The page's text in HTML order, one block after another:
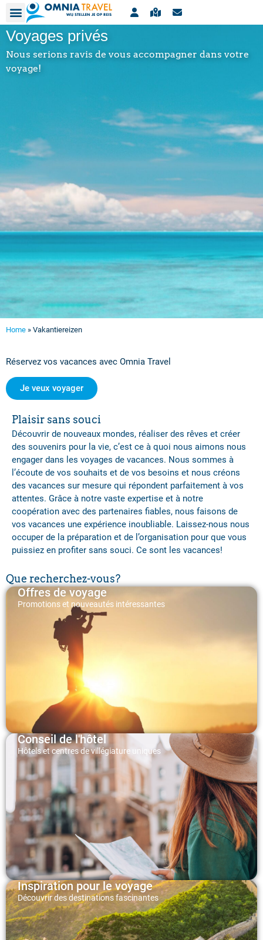
ContactAgences de voyages
Bulletin
Voyages privés
Nous serions ravis de vous accompagner dans votre
voyage!
Home » Vakantiereizen
Réservez vos vacances avec Omnia Travel
Je veux voyager
Plaisir sans souci
Découvrir de nouveaux mondes, réaliser des rêves et créer
des souvenirs pour la vie, c’est ce à quoi nous aimons nous
engager dans les voyages de vacances. Nous sommes à
l’écoute de vos souhaits et de vos besoins et nous créons
des vacances sur mesure qui répondent parfaitement à vos
attentes. Grâce à notre vaste expertise et à notre
coopération avec des partenaires fiables, nous faisons de
vos vacances une expérience inoubliable. Laissez-nous nous
occuper de la préparation et de l’organisation pour que vous
puissiez en profiter sans souci. Ce sont les vacances!
Que recherchez-vous?
Offres de voyage
Promotions et nouveautés intéressantes
Conseil de l'hôtel
Hôtels et centres de villégiature uniques
Inspiration pour le voyage
Découvrir des destinations fascinantes